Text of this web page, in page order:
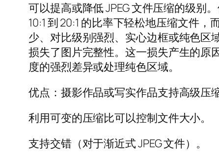
可以提高或降低 JPEG 文件压缩的级别
10:1 到 20:1 的比率下轻松地压缩文件
少、对比级别强烈、实心边框或纯色区
损失了图片完整性。这一损失产生的原
度的强烈差异或处理纯色区域。
优点：摄影作品或写实作品支持高级压缩
利用可变的压缩比可以控制文件大小。
支持交错（对于渐近式 JPEG 文件）。